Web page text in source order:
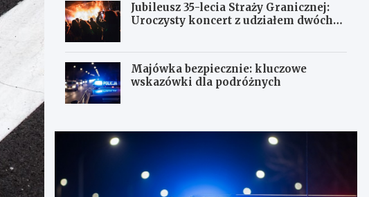
Jubileusz 35-lecia Straży Granicznej:
Uroczysty koncert z udziałem dwóch
Majówka bezpiecznie: kluczowe
wskazówki dla podróżnych